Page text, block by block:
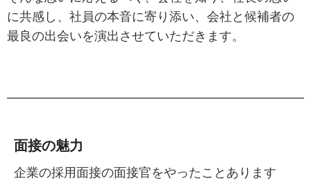
に共感し、社員の本音に寄り添い、会社と候補者の
最良の出会いを演出させていただきます。
面接の魅力
企業の採用面接の面接官をやったことあります